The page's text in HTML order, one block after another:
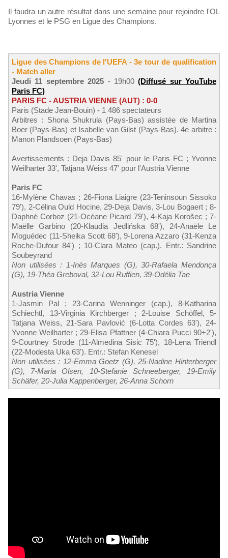
Il faudra un autre résultat dans une semaine pour rejoindre l'OL
Lyonnes et le PSG en Ligue des Champions.
Ligue des Champions de l'UEFA - 3e tour de qualification
- Match aller
Jeudi 11 septembre 2025 - 19h00(Diffusé sur YouTube
Paris FC)
PARIS FC - AUSTRIA VIENNE (AUT) : 0-0
Paris (Stade Jean-Bouin) - 1 486 spectateurs
Arbitres : Shona Shukrula (Pays-Bas) assistée de Martina
Boer (Pays-Bas) et Isabelle van Gilst (Pays-Bas). 4e arbitre :
Manon Plandsoen (Pays-Bas)
Avertissements : Deja Davis 85' pour le Paris FC ; Yvonne
Weilharter 33', Tatjana Weiss 47' pour l'Austria Vienne
Paris FC
16-Mylène Chavas ; 26-Fiona Liaigre (23-Teninsoun Sissoko
79'), 2-Célina Ould Hocine, 29-Deja Davis, 3-Lou Bogaert ; 8-
Daphné Corboz (21-Océane Picard 79'), 4-Kaja Korošec ; 7-
Maëlle Garbino (20-Klaudia Jedlińska 68'), 24-Anaële Le
Moguédec (11-Sheika Scott 68'), 9-Lorena Azzaro (31-Kenza
Roche-Dufour 84') ; 10-Clara Mateo (cap.). Entr.: Sandrine
Soubeyrand
Non utilisées : 1-Inès Marques (G), 30-Rafaela Mendonça
(G), 19-Théa Greboval, 32-Lou Ruffien, 39-Odélia Tae
Austria Vienne
1-Jasmin Pal ; 23-Carina Wenninger (cap.), 8-Katharina
Schiechtl, 13-Virginia Kirchberger ; 2-Louise Schöffel, 5-
Tatjana Weiss, 21-Sara Pavlović (6-Lotta Cordes 63'), 24-
Yvonne Weilharter ; 29-Elisa Pfattner (4-Chiara Pucci 90+2'),
9-Courtney Strode (11-Almedina Sisic 75'), 18-Lena Triendl
(22-Modesta Uka 63'). Entr.: Stefan Kenesel
Non utilisées : 12-Emma Goetz (G), 25-Nadine Hinterberger
(G), 7-Maria Olsen, 10-Stefanie Schneeberger, 19-Emily
Schäfer, 20-Julia Kappenberger, 26-Anna Schorn